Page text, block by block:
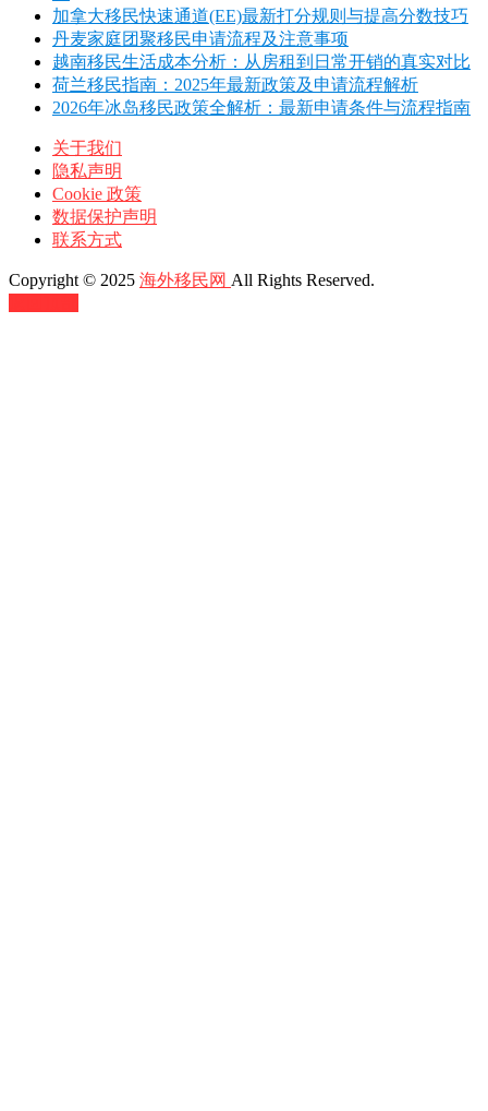
加拿大移民快速通道(EE)最新打分规则与提高分数技巧
丹麦家庭团聚移民申请流程及注意事项
越南移民生活成本分析：从房租到日常开销的真实对比
荷兰移民指南：2025年最新政策及申请流程解析
2026年冰岛移民政策全解析：最新申请条件与流程指南
关于我们
隐私声明
Cookie 政策
数据保护声明
联系方式
Copyright © 2025 海外移民网 All Rights Reserved.